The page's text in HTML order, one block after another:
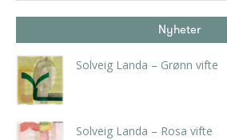
Nyheter
Solveig Landa – Grønn vifte
Solveig Landa – Rosa vifte